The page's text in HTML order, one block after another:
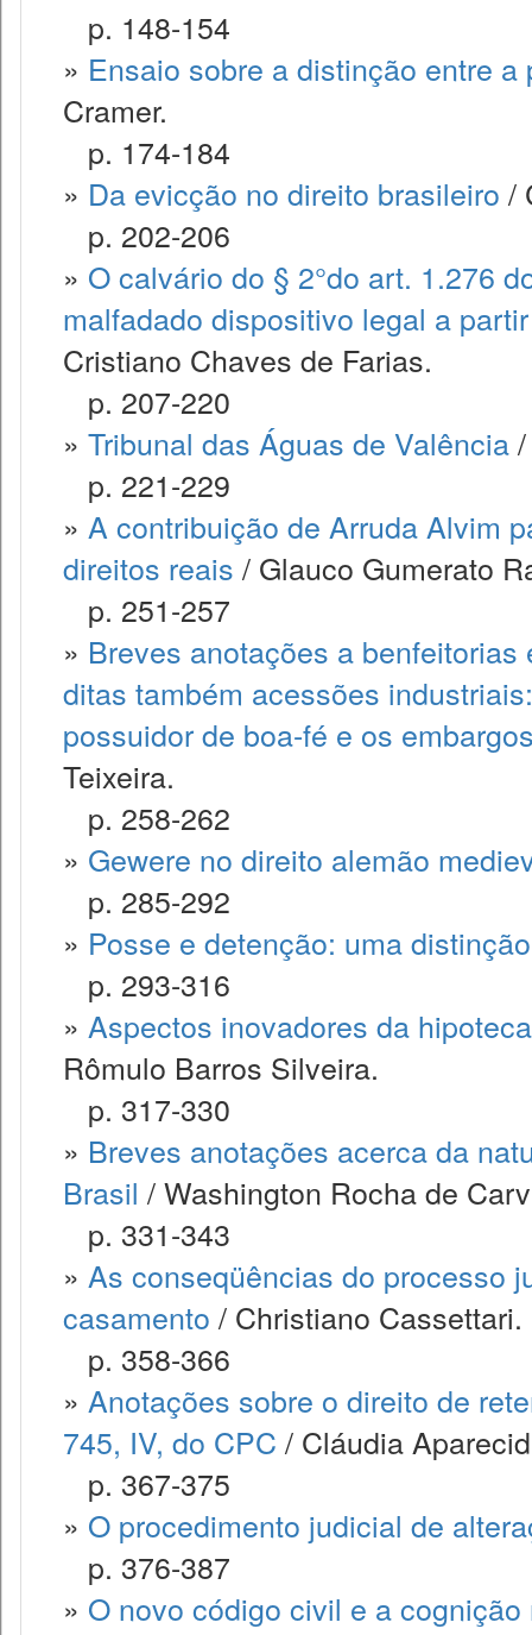
p. 148-154
» Ensaio sobre a distinção entre
Cramer.
p. 174-184
» Da evicção no direito brasileiro /
p. 202-206
» O calvário do § 2°do art. 1.276
malfadado dispositivo legal a
Cristiano Chaves de Farias.
p. 207-220
» Tribunal das Águas de Valência
p. 221-229
» A contribuição de Arruda Alvim
direitos reais / Glauco Gumerato
p. 251-257
» Breves anotações a
ditas também acessões
possuidor de boa-fé e os
Teixeira.
p. 258-262
» Gewere no direito alemão
p. 285-292
» Posse e detenção: uma
p. 293-316
» Aspectos inovadores da
Rômulo Barros Silveira.
p. 317-330
» Breves anotações acerca da
Brasil / Washington Rocha de
p. 331-343
» As conseqüências do processo
casamento / Christiano Cassettari.
p. 358-366
» Anotações sobre o direito de
745, IV, do CPC / Cláudia
p. 367-375
» O procedimento judicial de
p. 376-387
» O novo código civil e a